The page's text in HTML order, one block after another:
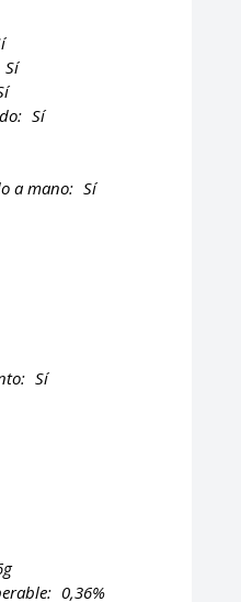
Sí
Sí
a mano: Sí
Sí
0,36%